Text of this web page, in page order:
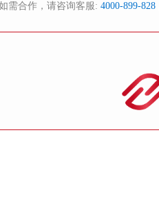
需合作，请咨询客服: 4000-899-828